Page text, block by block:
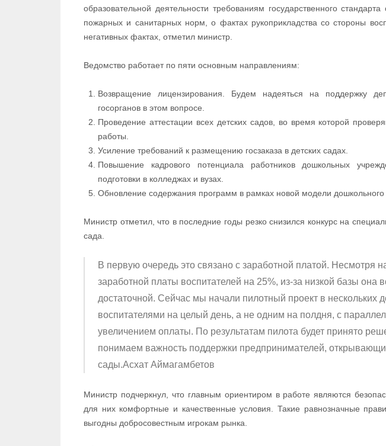
образовательной деятельности требованиям государственного
пожарных и санитарных норм, о фактах рукоприкладства со стороны
негативных фактах, отметил министр.
Ведомство работает по пяти основным направлениям:
Возвращение лицензирования. Будем надеяться на поддержку
госорганов в этом вопросе.
Проведение аттестации всех детских садов, во время которой
работы.
Усиление требований к размещению госзаказа в детских садах.
Повышение кадрового потенциала работников дошкольных
подготовки в колледжах и вузах.
Обновление содержания программ в рамках новой модели дошкольного
Министр отметил, что в последние годы резко снизился конкурс на
сада.
В первую очередь это связано с заработной платой. Несмотря
заработной платы воспитателей на 25%, из-за низкой базы она
достаточной. Сейчас мы начали пилотный проект в нескольких
воспитателями на целый день, а не одним на полдня, с
увеличением оплаты. По результатам пилота будет принято
понимаем важность поддержки предпринимателей,
сады.Асхат Аймагамбетов
Министр подчеркнул, что главным ориентиром в работе являются
для них комфортные и качественные условия. Такие равнозначные
выгодны добросовестным игрокам рынка.